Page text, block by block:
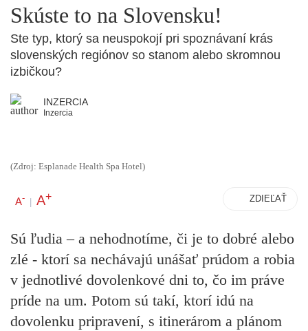
Skúste to na Slovensku!
Ste typ, ktorý sa neuspokojí pri spoznávaní krás
slovenských regiónov so stanom alebo skromnou
izbičkou?
INZERCIA
Inzercia
(Zdroj: Esplanade Health Spa Hotel)
A- | A+ ZDIEĽAŤ
Sú ľudia – a nehodnotíme, či je to dobré alebo
zlé - ktorí sa nechávajú unášať prúdom a robia
v jednotlivé dovolenkové dni to, čo im práve
príde na um. Potom sú takí, ktorí idú na
dovolenku pripravení, s itinerárom a plánom